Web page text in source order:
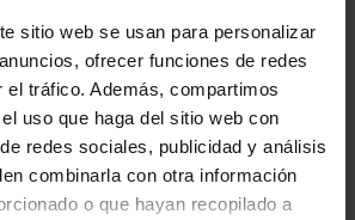
sitio web se usan para personalizar
ofrecer funciones de redes
el tráfico. Además, compartimos
uso que haga del sitio web con
redes sociales, publicidad y análisis
combinarla con otra información
o que hayan recopilado a